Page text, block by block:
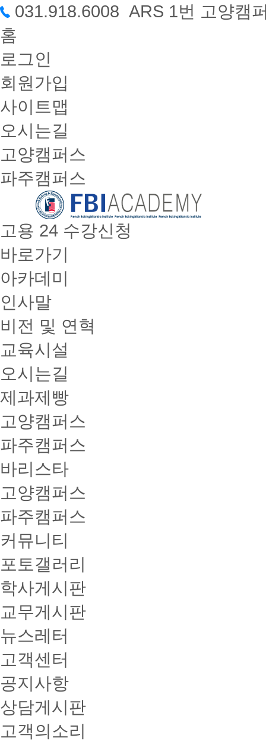
031.918.6008 ARS 1번 고양캠
홈
로그인
회원가입
사이트맵
오시는길
고양캠퍼스
파주캠퍼스
고용 24 수강신청
바로가기
아카데미
인사말
비전 및 연혁
교육시설
오시는길
제과제빵
고양캠퍼스
파주캠퍼스
바리스타
고양캠퍼스
파주캠퍼스
커뮤니티
포토갤러리
학사게시판
교무게시판
뉴스레터
고객센터
공지사항
상담게시판
고객의소리